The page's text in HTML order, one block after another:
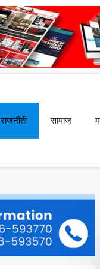
राजनीती सामाज